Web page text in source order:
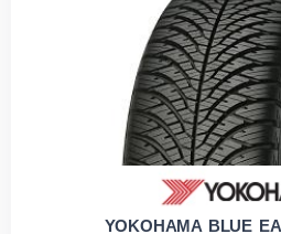
YOKOHAMA BLUE